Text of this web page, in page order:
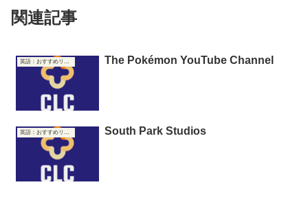
関連記事
英語：おすすめリンク集 The Pokémon YouTube Channel
英語：おすすめリンク集 South Park Studios